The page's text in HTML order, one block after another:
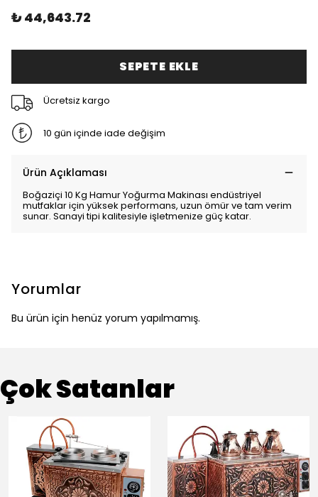
₺ 44,643.72
SEPETE EKLE
Ücretsiz kargo
10 gün içinde iade değişim
Ürün Açıklaması
Boğaziçi 10 Kg Hamur Yoğurma Makinası endüstriyel
mutfaklar için yüksek performans, uzun ömür ve tam verim
sunar. Sanayi tipi kalitesiyle işletmenize güç katar.
Yorumlar
Bu ürün için henüz yorum yapılmamış.
Çok Satanlar